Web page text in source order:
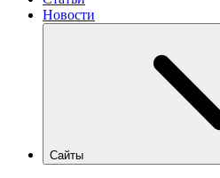
Новости
Сайты